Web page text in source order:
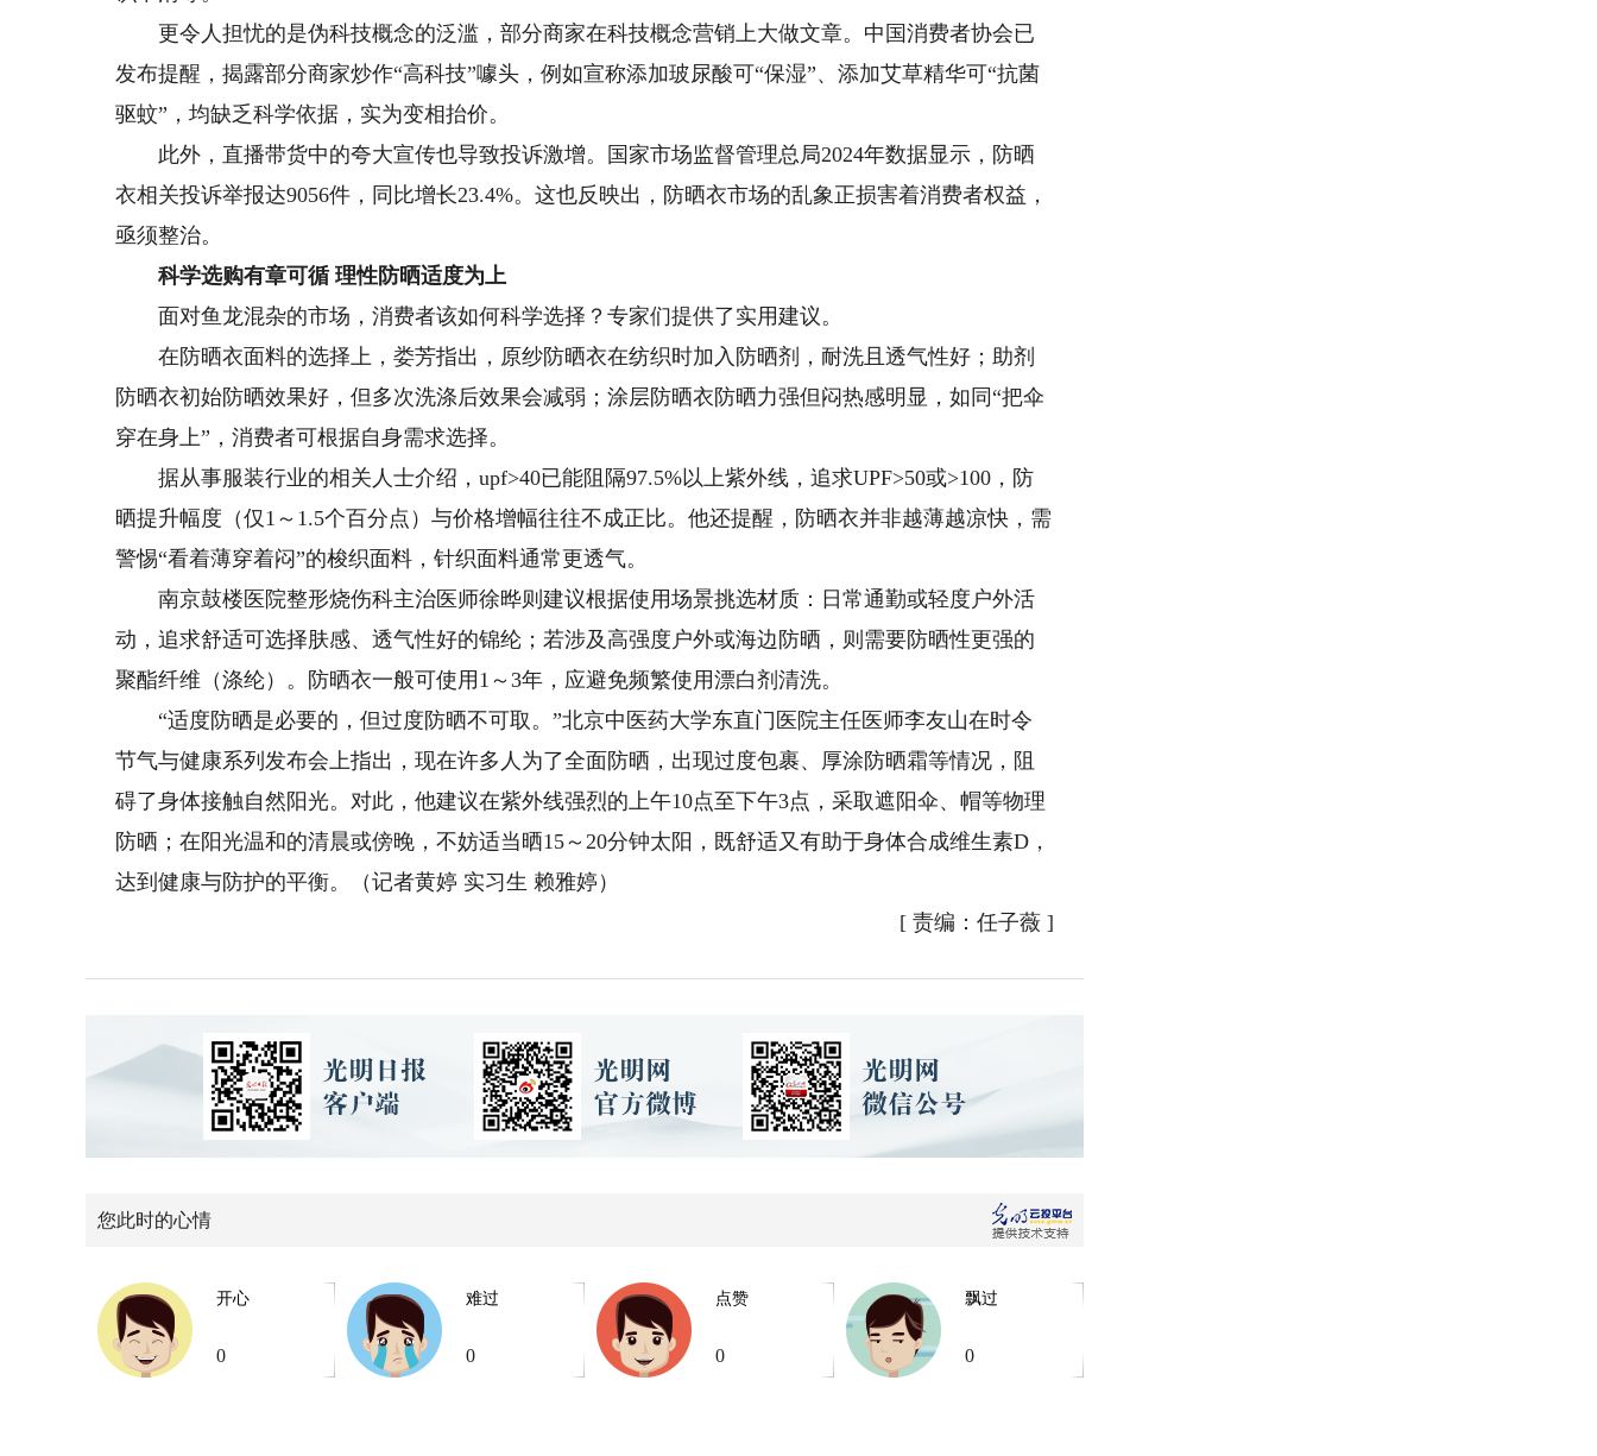
更令人担忧的是伪科技概念的泛滥，部分商家在科技概念营销上大做文章。中国消费者协会已
发布提醒，揭露部分商家炒作“高科技”噱头，例如宣称添加玻尿酸可“保湿”、添加艾草精华可“抗菌
驱蚊”，均缺乏科学依据，实为变相抬价。
此外，直播带货中的夸大宣传也导致投诉激增。国家市场监督管理总局2024年数据显示，防晒
衣相关投诉举报达9056件，同比增长23.4%。这也反映出，防晒衣市场的乱象正损害着消费者权益，
亟须整治。
科学选购有章可循 理性防晒适度为上
面对鱼龙混杂的市场，消费者该如何科学选择？专家们提供了实用建议。
在防晒衣面料的选择上，娄芳指出，原纱防晒衣在纺织时加入防晒剂，耐洗且透气性好；助剂
防晒衣初始防晒效果好，但多次洗涤后效果会减弱；涂层防晒衣防晒力强但闷热感明显，如同“把伞
穿在身上”，消费者可根据自身需求选择。
据从事服装行业的相关人士介绍，upf>40已能阻隔97.5%以上紫外线，追求UPF>50或>100，防
晒提升幅度（仅1～1.5个百分点）与价格增幅往往不成正比。他还提醒，防晒衣并非越薄越凉快，需
警惕“看着薄穿着闷”的梭织面料，针织面料通常更透气。
南京鼓楼医院整形烧伤科主治医师徐晔则建议根据使用场景挑选材质：日常通勤或轻度户外活
动，追求舒适可选择肤感、透气性好的锦纶；若涉及高强度户外或海边防晒，则需要防晒性更强的
聚酯纤维（涤纶）。防晒衣一般可使用1～3年，应避免频繁使用漂白剂清洗。
“适度防晒是必要的，但过度防晒不可取。”北京中医药大学东直门医院主任医师李友山在时令
节气与健康系列发布会上指出，现在许多人为了全面防晒，出现过度包裹、厚涂防晒霜等情况，阻
碍了身体接触自然阳光。对此，他建议在紫外线强烈的上午10点至下午3点，采取遮阳伞、帽等物理
防晒；在阳光温和的清晨或傍晚，不妨适当晒15～20分钟太阳，既舒适又有助于身体合成维生素D，
达到健康与防护的平衡。（记者黄婷 实习生 赖雅婷）
[ 责编：任子薇 ]
您此时的心情
开心
0
难过
0
点赞
0
飘过
0